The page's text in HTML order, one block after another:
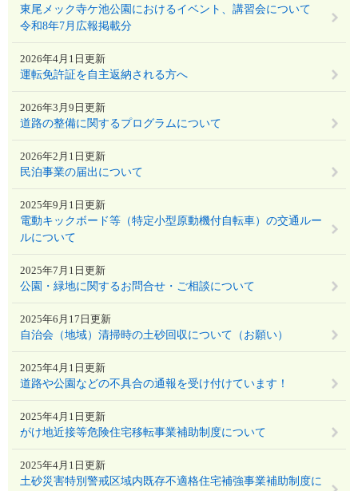
東尾メック寺ケ池公園におけるイベント、講習会について
令和8年7月広報掲載分
運転免許証を自主返納される方へ
2026年4月1日更新
道路の整備に関するプログラムについて
2026年3月9日更新
民泊事業の届出について
2026年2月1日更新
電動キックボード等（特定小型原動機付自転車）の交通ルー
ルについて
2025年9月1日更新
公園・緑地に関するお問合せ・ご相談について
2025年7月1日更新
自治会（地域）清掃時の土砂回収について（お願い）
2025年6月17日更新
道路や公園などの不具合の通報を受け付けています！
2025年4月1日更新
がけ地近接等危険住宅移転事業補助制度について
2025年4月1日更新
土砂災害特別警戒区域内既存不適格住宅補強事業補助制度に
2025年4月1日更新